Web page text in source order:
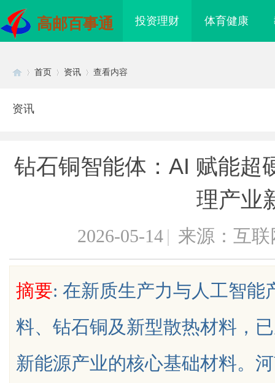
高邮百事通 投资理财 体育健康
uz
首页 资讯 查看内容
资讯
钻石铜智能体：AI 赋能超
理产业
2026-05-14 | 来源：互联
摘要: 在新质生产力与人工智能
料、钻石铜及新型散热材料，
新能源产业的核心基础材料。
查助您解决各种疑难问题